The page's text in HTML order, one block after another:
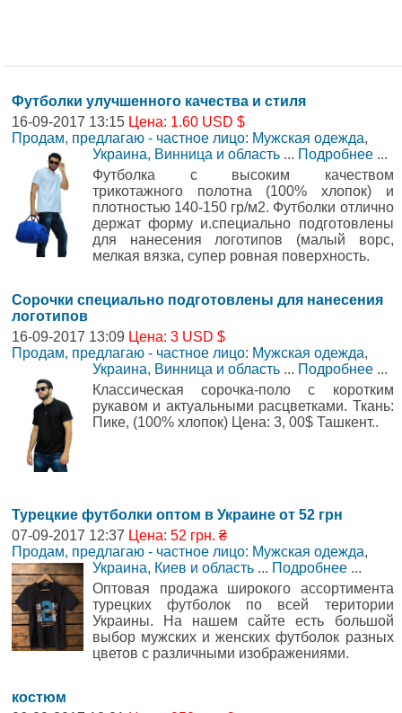
Футболки улучшенного качества и стиля
16-09-2017 13:15 Цена: 1.60 USD $
Продам, предлагаю - частное лицо: Мужская одежда,
Украина, Винница и область ... Подробнее ...
Футболка с высоким качеством
трикотажного полотна (100% хлопок) и
плотностью 140-150 гр/м2. Футболки отлично
держат форму и.специально подготовлены
для нанесения логотипов (малый ворс,
мелкая вязка, супер ровная поверхность.
Сорочки специально подготовлены для нанесения
логотипов
16-09-2017 13:09 Цена: 3 USD $
Продам, предлагаю - частное лицо: Мужская одежда,
Украина, Винница и область ... Подробнее ...
Классическая сорочка-поло с коротким
рукавом и актуальными расцветками. Ткань:
Пике, (100% хлопок) Цена: 3, 00$ Ташкент..
Турецкие футболки оптом в Украине от 52 грн
07-09-2017 12:37 Цена: 52 грн. ₴
Продам, предлагаю - частное лицо: Мужская одежда,
Украина, Киев и область ... Подробнее ...
Оптовая продажа широкого ассортимента
турецких футболок по всей територии
Украины. На нашем сайте есть большой
выбор мужских и женских футболок разных
цветов с различными изображениями.
костюм